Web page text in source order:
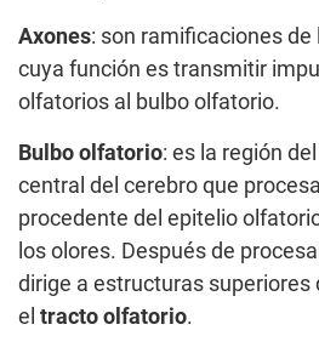
Axones: son ramificaciones
cuya función es transmitir
olfatorios al bulbo olfatorio.
Bulbo olfatorio: es la región
central del cerebro que
procedente del epitelio
los olores. Después de
dirige a estructuras superiores
el tracto olfatorio.